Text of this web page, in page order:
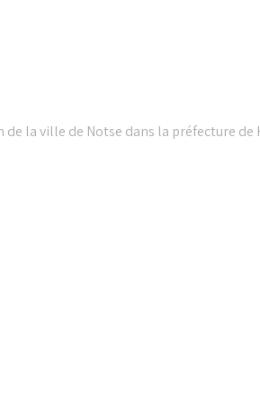
la ville de Notse dans la préfecture de